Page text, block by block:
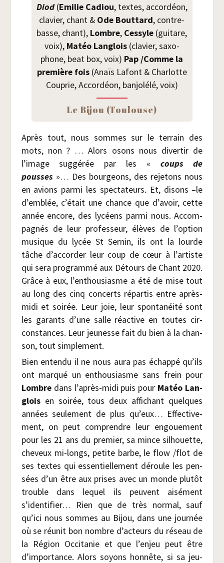
Diod (Emi­lie Cadiou, textes, accor­déon,
cla­vier, chant & Ode Bout­tard, contre­
basse, chant), Lombre, Ces­syle (gui­tare,
voix), Matéo Lan­glois (cla­vier, saxo­
phone, beat box, voix) Pap /​Comme la
pre­mière fois(Anaïs Lafont & Char­lotte
Cou­prie, Accor­déon, ban­jo­lé­lé, voix)
Le Bijou (Tou­louse)
Après tout, nous sommes sur le ter­rain des
mots, non ? … Alors osons nous diver­tir de
l’image sug­gé­rée par les « coups de
pousses»… Des bour­geons, des reje­tons nous
en avions par­mi les spec­ta­teurs. Et, disons –le
d’emblée, c’était une chance que d’avoir, cette
année encore, des lycéens par­mi nous. Accom­
pa­gnés de leur pro­fes­seur, élèves de l’option
musique du lycée St Ser­nin, ils ont la lourde
tâche d’accorder leur coup de cœur à l’artiste
qui sera pro­gram­mé aux Détours de Chant 2020.
Grâce à eux, l’enthousiasme a été de mise tout
au long des cinq concerts répar­tis entre après-
midi et soi­rée. Leur joie, leur spon­ta­néi­té sont
les garants d’une salle réac­tive en toutes cir­
cons­tances. Leur jeu­nesse fait du bien à la chan­
son, tout simplement.
Bien enten­du il ne nous aura pas échap­pé qu’ils
ont mar­qué un enthou­siasme sans frein pour
Lombredans l’après-midi puis pour Matéo Lan­
gloisen soi­rée, tous deux affi­chant quelques
années seule­ment de plus qu’eux… Effec­ti­ve­
ment, on peut com­prendre leur engoue­ment
pour les 21 ans du pre­mier, sa mince sil­houette,
che­veux mi-longs, petite barbe, le flow /​flot de
ses textes qui essen­tiel­le­ment déroule les pen­
sées d’un être aux prises avec un monde plu­tôt
trouble dans lequel ils peuvent aisé­ment
s’identifier… Rien que de très nor­mal, sauf
qu’ici nous sommes au Bijou, dans une jour­née
où se réunit bon nombre d’acteurs du réseau de
la Région Occi­ta­nie et que l’enjeu peut être
d’importance. Alors soyons hon­nête, si sa jeu­